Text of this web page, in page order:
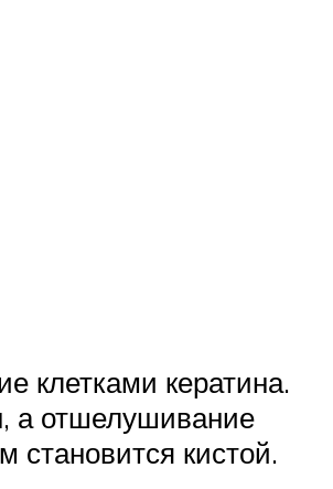
клетками кератина.
а отшелушивание
становится кистой.